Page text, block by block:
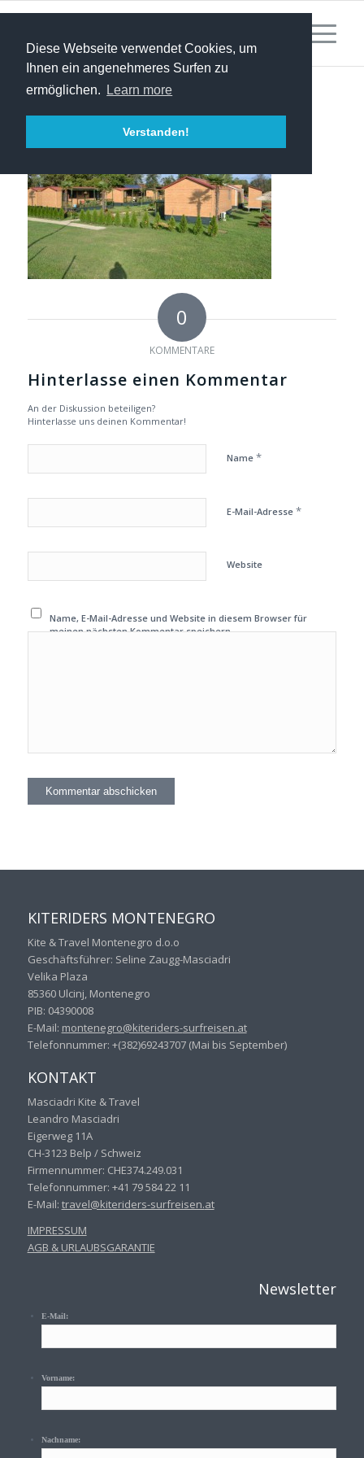
Diese Webseite verwendet Cookies, um
Ihnen ein angenehmeres Surfen zu
ermöglichen.
Learn more
Verstanden!
0
KOMMENTARE
Hinterlasse einen Kommentar
An der Diskussion beteiligen?
Hinterlasse uns deinen Kommentar!
Name *
E-Mail-Adresse *
Website
Name, E-Mail-Adresse und Website in diesem Browser für
meinen nächsten Kommentar speichern.
KITERIDERS MONTENEGRO
Kite & Travel Montenegro d.o.o
Geschäftsführer: Seline Zaugg-Masciadri
Velika Plaza
85360 Ulcinj, Montenegro
PIB: 04390008
E-Mail: montenegro@kiteriders-surfreisen.at
Telefonnummer: +(382)69243707 (Mai bis September)
KONTAKT
Masciadri Kite & Travel
Leandro Masciadri
Eigerweg 11A
CH-3123 Belp / Schweiz
Firmennummer: CHE374.249.031
Telefonnummer: +41 79 584 22 11
E-Mail: travel@kiteriders-surfreisen.at
IMPRESSUM
AGB & URLAUBSGARANTIE
Newsletter
E-Mail:
Vorname:
Nachname: